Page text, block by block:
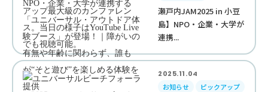
瀬戸内JAM2025 in 小豆
島】NPO・企業・大学が
連携...
2025.11.04
お知らせ
ピックアップ